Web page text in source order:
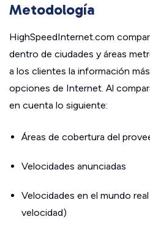
Metodología
HighSpeedInternet.com
dentro de ciudades y áreas
a los clientes la información
opciones de Internet. Al
en cuenta lo siguiente:
Áreas de cobertura del
Velocidades anunciadas
Velocidades en el mundo
velocidad)